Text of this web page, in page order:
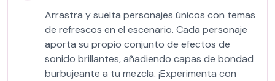
Arrastra y suelta personajes únicos con temas
de refrescos en el escenario. Cada personaje
aporta su propio conjunto de efectos de
sonido brillantes, añadiendo capas de bondad
burbujeante a tu mezcla. ¡Experimenta con